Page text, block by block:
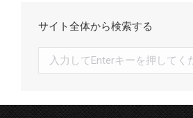
サイト全体から検索する